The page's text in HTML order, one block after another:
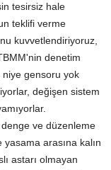
tesirsiz hale
teklifi verme
kuvvetlendiriyoruz,
denetim
niye gensoru yok
değişen sistem
ve düzenleme
arasına kalın
astarı olmayan